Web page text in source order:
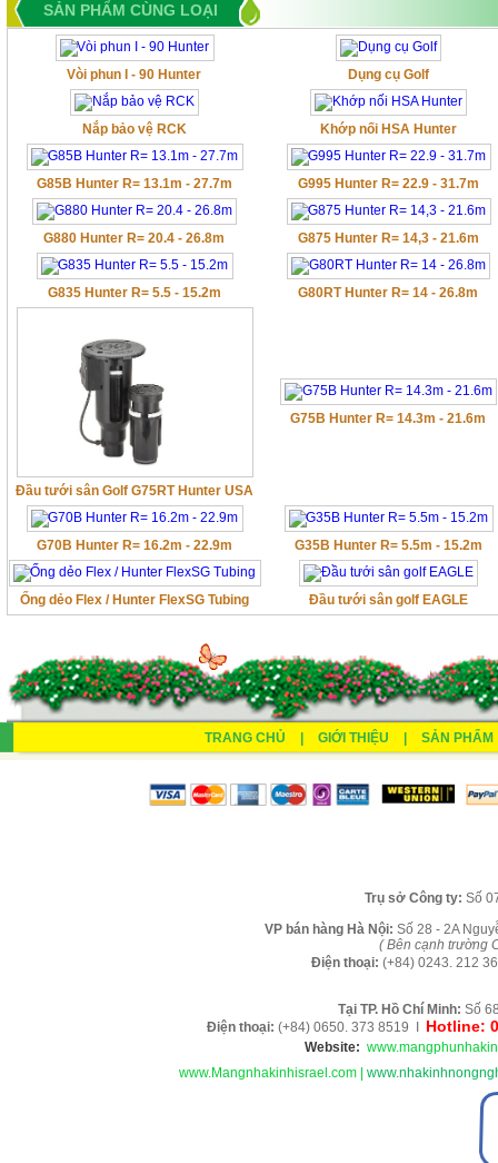
SẢN PHẨM CÙNG LOẠI
Vòi phun I - 90 Hunter Dụng cụ Golf
Nắp bảo vệ RCK Khớp nối HSA Hunter
G85B Hunter R= 13.1m - 27.7m G995 Hunter R= 22.9 - 31.7m
G880 Hunter R= 20.4 - 26.8m G875 Hunter R= 14,3 - 21.6m
G835 Hunter R= 5.5 - 15.2m G80RT Hunter R= 14 - 26.8m
Đầu tưới sân Golf G75RT Hunter USA
G75B Hunter R= 14.3m - 21.6m
G70B Hunter R= 16.2m - 22.9m G35B Hunter R= 5.5m - 15.2m
Ống dẻo Flex / Hunter FlexSG Tubing Đầu tưới sân golf EAGLE
TRANG CHỦ GIỚI THIỆU SẢN PHẨM
Trụ sở Công ty: Số
VP bán hàng Hà Nội: Số 28 - 2A
( Bên cạnh trường
Điện thoại: (+84) 0243. 212
Tại TP. H ồ Chí Minh: Số
Điện thoại: (+84) 0650. 373 8519 I Hotline:
Website:
www.Mangnhakinhisrael.com